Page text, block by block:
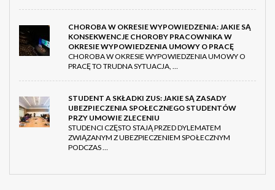
CHOROBA W OKRESIE WYPOWIEDZENIA: JAKIE SĄ
KONSEKWENCJE CHOROBY PRACOWNIKA W
OKRESIE WYPOWIEDZENIA UMOWY O PRACĘ
CHOROBA W OKRESIE WYPOWIEDZENIA UMOWY O
PRACĘ TO TRUDNA SYTUACJA, …
STUDENT A SKŁADKI ZUS: JAKIE SĄ ZASADY
UBEZPIECZENIA SPOŁECZNEGO STUDENTÓW
PRZY UMOWIE ZLECENIU
STUDENCI CZĘSTO STAJĄ PRZED DYLEMATEM
ZWIĄZANYM Z UBEZPIECZENIEM SPOŁECZNYM
PODCZAS …